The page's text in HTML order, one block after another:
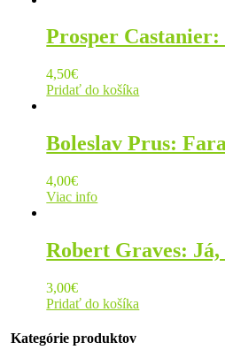
Prosper
4,50€
Pridať do košíka
Boleslav Prus:
4,00€
Viac info
Robert Graves:
3,00€
Pridať do košíka
Kategórie produktov